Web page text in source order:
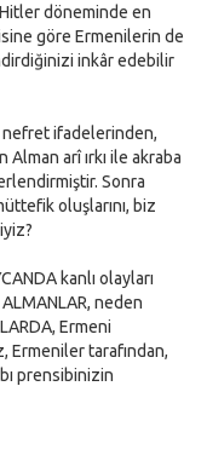
Hitler döneminde en
göre Ermenilerin de
inkâr edebilir
nefret ifadelerinden,
arî ırkı ile akraba
Sonra
oluşlarını, biz
kanlı olayları
neden
Ermeni
Ermeniler tarafından,
prensibinizin